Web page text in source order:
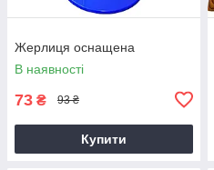
Жерлиця оснащена
В наявності
73 ₴ 93 ₴
Купити